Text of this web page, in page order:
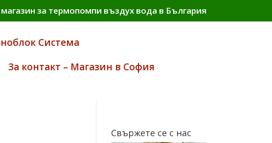
магазин за термопомпи въздух вода в България
Система
За контакт – Магазин в София
Свържете се с нас